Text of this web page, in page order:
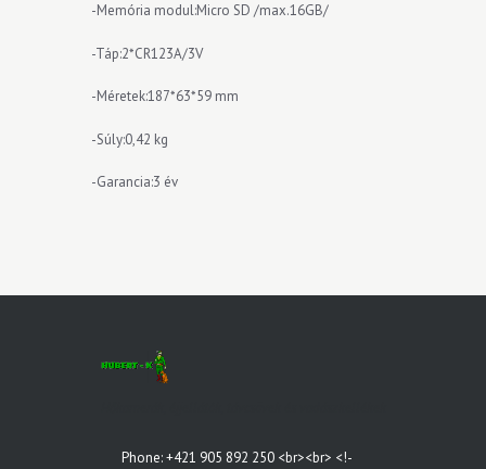
-Memória modul:Micro SD /max.16GB/
-Táp:2*CR123A/3V
-Méretek:187*63*59 mm
-Súly:0,42 kg
-Garancia:3 év
Phone: +421 905 892 250 <br><br> <!-